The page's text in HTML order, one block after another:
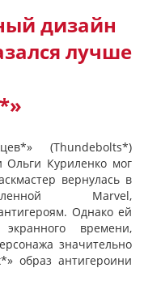
дизайн
лучше
(Thundebolts*)
Ольги Куриленко мог
вернулась в
Marvel,
Однако ей
времени,
значительно
образ антигероини